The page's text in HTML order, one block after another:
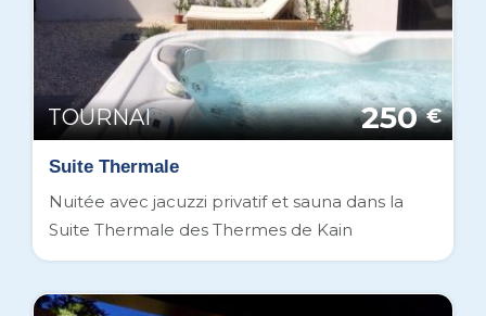
TOURNAI 250 €
Suite Thermale
Nuitée avec jacuzzi privatif et sauna dans la
Suite Thermale des Thermes de Kain